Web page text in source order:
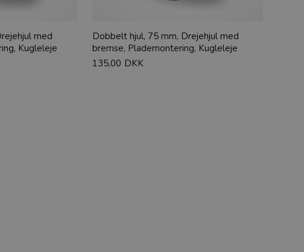
med
Kugleleje
Dobbelt hjul, 75 mm, Drejehjul med
bremse, Plademontering, Kugleleje
135,00 DKK